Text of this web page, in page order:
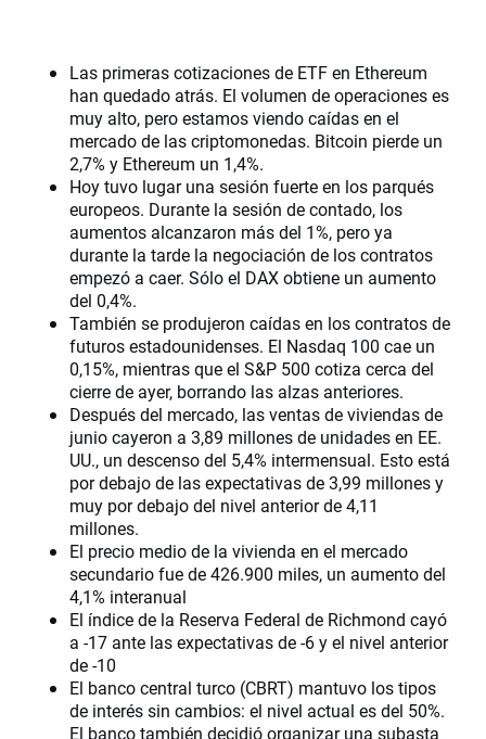
Las primeras cotizaciones de ETF en Ethereum
han quedado atrás. El volumen de operaciones es
muy alto, pero estamos viendo caídas en el
mercado de las criptomonedas. Bitcoin pierde un
2,7% y Ethereum un 1,4%.
Hoy tuvo lugar una sesión fuerte en los parqués
europeos. Durante la sesión de contado, los
aumentos alcanzaron más del 1%, pero ya
durante la tarde la negociación de los contratos
empezó a caer. Sólo el DAX obtiene un aumento
del 0,4%.
También se produjeron caídas en los contratos de
futuros estadounidenses. El Nasdaq 100 cae un
0,15%, mientras que el S&P 500 cotiza cerca del
cierre de ayer, borrando las alzas anteriores.
Después del mercado, las ventas de viviendas de
junio cayeron a 3,89 millones de unidades en EE.
UU., un descenso del 5,4% intermensual. Esto está
por debajo de las expectativas de 3,99 millones y
muy por debajo del nivel anterior de 4,11
millones.
El precio medio de la vivienda en el mercado
secundario fue de 426.900 miles, un aumento del
4,1% interanual
El índice de la Reserva Federal de Richmond cayó
a -17 ante las expectativas de -6 y el nivel anterior
de -10
El banco central turco (CBRT) mantuvo los tipos
de interés sin cambios: el nivel actual es del 50%.
El banco también decidió organizar una subasta